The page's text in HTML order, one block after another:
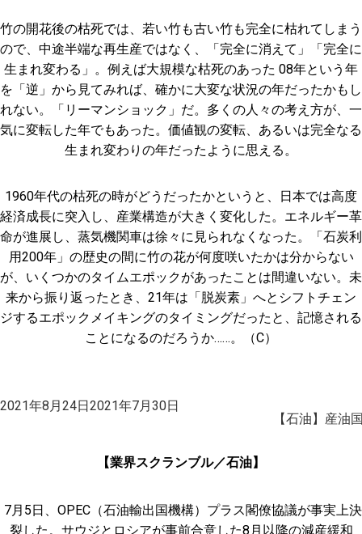
竹の開花後の枯死では、若い竹も古い竹も完全に枯れてしまう
ので、中途半端な再生産ではなく、「完全に消えて」「完全に
生まれ変わる」。例えば大規模な枯死のあった 08年という年
を「逆」から見てみれば、確かに大変な状況の年だったかもし
れない。「リーマンショック」だ。多くの人々の考え方が、一
気に変転した年でもあった。価値観の変転、あるいは完全なる
生まれ変わりの年だったように思える。
1960年代の枯死の時がどうだったかというと、日本では高度
経済成長に突入し、産業構造が大きく変化した。エネルギー革
命が進展し、蒸気機関車は徐々に見られなくなった。「石炭利
用200年」の歴史の間に竹の花が何度咲いたかは分からない
が、いくつかのタイムエポックがあったことは間違いない。未
来から振り返ったとき、21年は「脱炭素」へとシフトチェン
ジするエポックメイキングのタイミングだったと、記憶される
ことになるのだろうか……。（C）
投
2021年8月24日2021年7月30日
【石油】産油
【業界スクランブル／石油】
7月5日、OPEC（石油輸出国機構）プラス閣僚協議が事実上決
裂した。サウジとロシアが事前合意した8月以降の減産緩和